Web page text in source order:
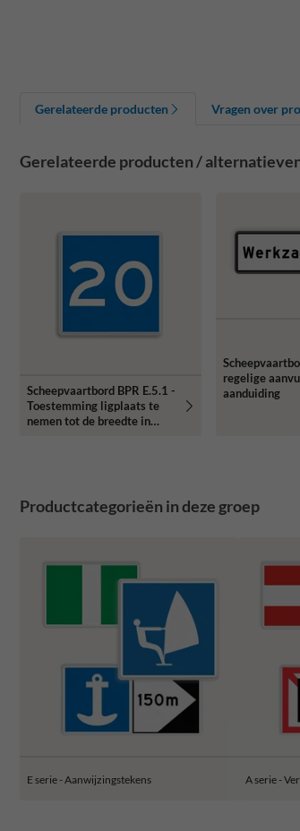
Gerelateerde producten Vragen over
Gerelateerde producten /
Scheepvaartbord BPR E.5.1 -
Toestemming ligplaats te
nemen tot de breedte in
regelige
aanduiding
Productcategorieën in deze groep
E serie - Aanwijzingstekens A serie -